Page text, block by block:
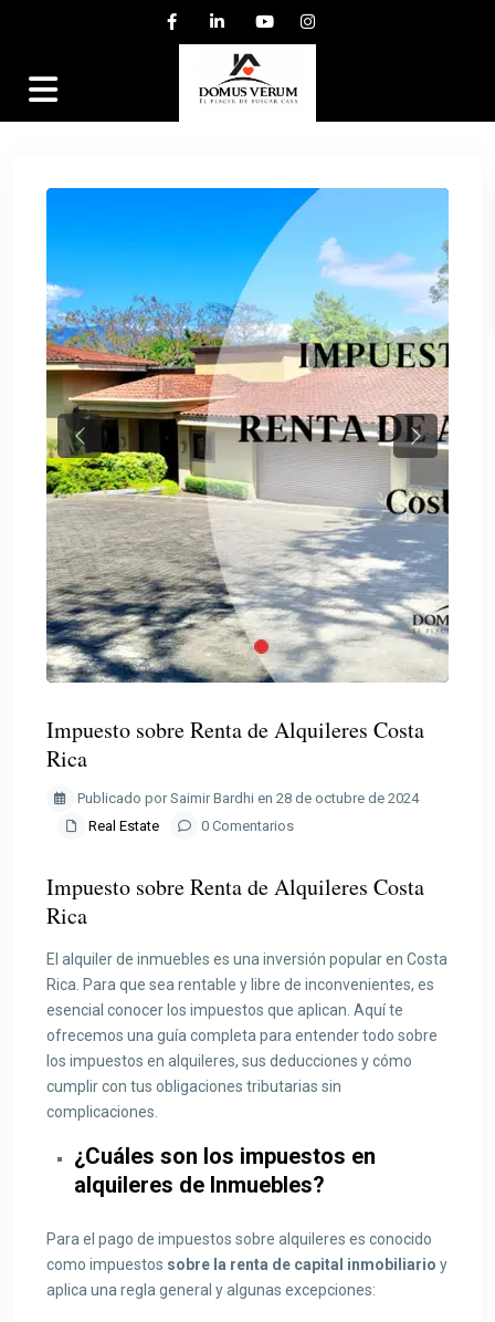
Previous Next
Impuesto sobre Renta de Alquileres Costa
Rica
Publicado por Saimir Bardhi en 28 de octubre de 2024
Real Estate
0 Comentarios
Impuesto sobre Renta de Alquileres Costa
Rica
El alquiler de inmuebles es una inversión popular en Costa
Rica. Para que sea rentable y libre de inconvenientes, es
esencial conocer los impuestos que aplican. Aquí te
ofrecemos una guía completa para entender todo sobre
los impuestos en alquileres, sus deducciones y cómo
cumplir con tus obligaciones tributarias sin
complicaciones.
¿Cuáles son los impuestos en
alquileres de Inmuebles?
Para el pago de impuestos sobre alquileres es conocido
como impuestos sobre la renta de capital inmobiliario y
aplica una regla general y algunas excepciones: